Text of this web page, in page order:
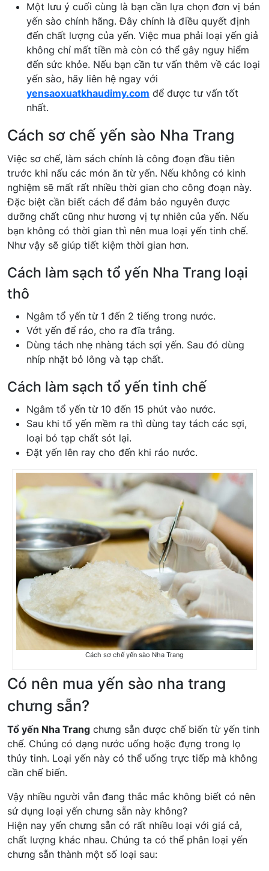
Một lưu ý cuối cùng là bạn cần lựa chọn đơn vị bán
yến sào chính hãng. Đây chính là điều quyết định
đến chất lượng của yến. Việc mua phải loại yến giả
không chỉ mất tiền mà còn có thể gây nguy hiểm
đến sức khỏe. Nếu bạn cần tư vấn thêm về các loại
yến sào, hãy liên hệ ngay với
yensaoxuatkhaudimy.com để được tư vấn tốt
nhất.
Cách sơ chế yến sào Nha Trang
Việc sơ chế, làm sách chính là công đoạn đầu tiên
trước khi nấu các món ăn từ yến. Nếu không có kinh
nghiệm sẽ mất rất nhiều thời gian cho công đoạn này.
Đặc biệt cần biết cách để đảm bảo nguyên được
dưỡng chất cũng như hương vị tự nhiên của yến. Nếu
bạn không có thời gian thì nên mua loại yến tinh chế.
Như vậy sẽ giúp tiết kiệm thời gian hơn.
Cách làm sạch tổ yến Nha Trang loại
thô
Ngâm tổ yến từ 1 đến 2 tiếng trong nước.
Vớt yến để ráo, cho ra đĩa trắng.
Dùng tách nhẹ nhàng tách sợi yến. Sau đó dùng
nhíp nhặt bỏ lông và tạp chất.
Cách làm sạch tổ yến tinh chế
Ngâm tổ yến từ 10 đến 15 phút vào nước.
Sau khi tổ yến mềm ra thì dùng tay tách các sợi,
loại bỏ tạp chất sót lại.
Đặt yến lên ray cho đến khi ráo nước.
Cách sơ chế yến sào Nha Trang
Có nên mua yến sào nha trang
chưng sẵn?
Tổ yến Nha Trang chưng sẵn được chế biến từ yến tinh
chế. Chúng có dạng nước uống hoặc đựng trong lọ
thủy tinh. Loại yến này có thể uống trực tiếp mà không
cần chế biến.
Vậy nhiều người vẫn đang thắc mắc không biết có nên
sử dụng loại yến chưng sẵn này không?
Hiện nay yến chưng sẵn có rất nhiều loại với giá cả,
chất lượng khác nhau. Chúng ta có thể phân loại yến
chưng sẵn thành một số loại sau: